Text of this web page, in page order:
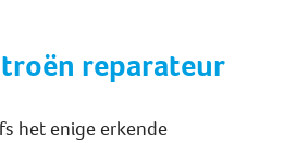
reparateur
het enige erkende